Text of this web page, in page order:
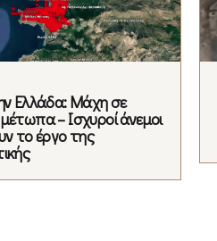
Ελλάδα: Μάχη σε
– Ισχυροί άνεμοι
το έργο της